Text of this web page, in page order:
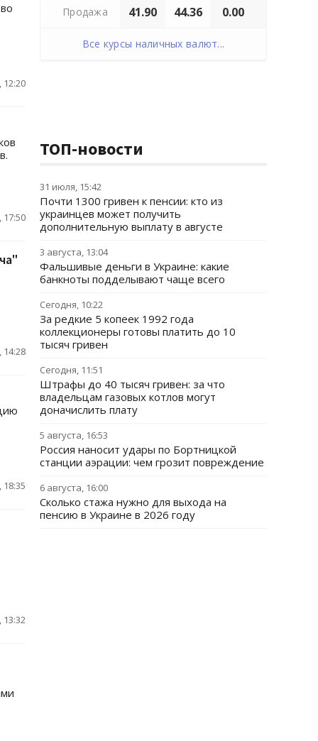
12:20
17:50
14:28
18:35
13:32
Продажа 41.90 44.36 0.00
Все курсы наличных валют...
ТОП-новости
31 июля, 15:42
Почти 1300 гривен к пенсии: кто из
украинцев может получить
дополнительную выплату в августе
3 августа, 13:04
Фальшивые деньги в Украине: какие
банкноты подделывают чаще всего
Сегодня, 10:22
За редкие 5 копеек 1992 года
коллекционеры готовы платить до 10
тысяч гривен
Сегодня, 11:51
Штрафы до 40 тысяч гривен: за что
владельцам газовых котлов могут
доначислить плату
5 августа, 16:53
Россия наносит удары по Бортницкой
станции аэрации: чем грозит повреждение
6 августа, 16:00
Сколько стажа нужно для выхода на
пенсию в Украине в 2026 году